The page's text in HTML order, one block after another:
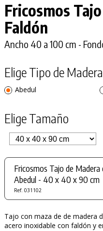
Fricosmos
Faldón
Ancho 40 a 100 cm -
Elige Tipo de Madera
Abedul
Elige Tamaño
Fricosmos Tajo de Madera
Abedul - 40 x 40 x 90 cm
Ref. 031102
Tajo con maza de de madera
acero inoxidable con faldón y